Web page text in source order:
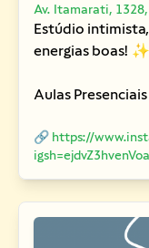
Av. Itamarati,
Estúdio
energias boas! ✨
Aulas
🔗 https://